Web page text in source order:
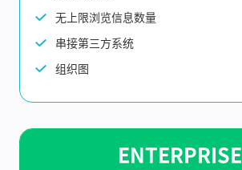
无上限浏览信息数量
串接第三方系统
组织图
ENTERPRISE